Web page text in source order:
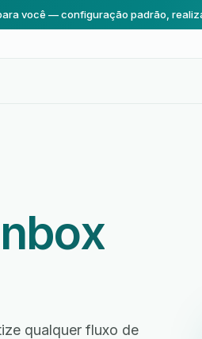
você — configuração padrão,
qualquer fluxo de